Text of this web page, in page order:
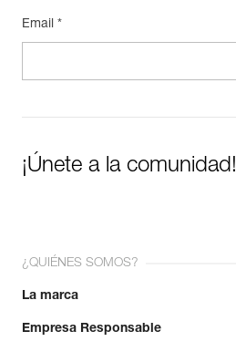
Email *
¡Únete a la comunidad!
¿QUIÉNES SOMOS?
La marca
Empresa Responsable